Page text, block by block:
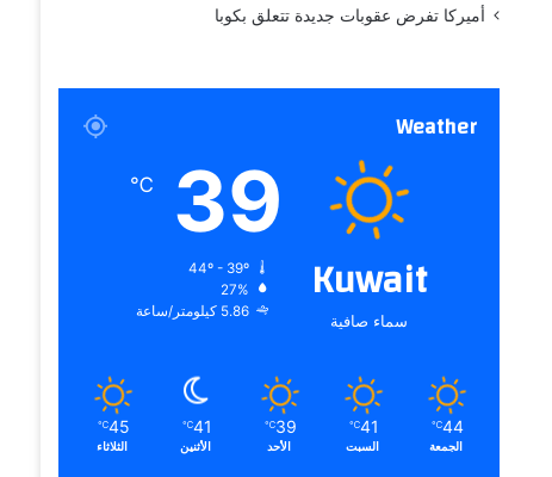
أميركا تفرض عقوبات جديدة تتعلق بكوبا
Weather
Kuwait
سماء صافية
39
℃
27%
5.86 كيلومتر/ساعة
44
℃
الجمعة
41
℃
السبت
39
℃
الأحد
41
℃
الأثنين
45
℃
الثلاثاء